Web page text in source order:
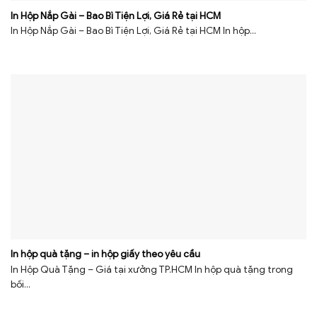
In Hộp Nắp Gài – Bao Bì Tiện Lợi, Giá Rẻ tại HCM
In Hộp Nắp Gài – Bao Bì Tiện Lợi, Giá Rẻ tại HCM In hộp...
In hộp quà tặng – in hộp giấy theo yêu cầu
In Hộp Quà Tặng – Giá tại xưởng TP.HCM In hộp quà tặng trong
bối...